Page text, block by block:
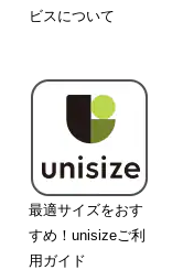
ビスについて
最適サイズをおす
すめ！unisizeご利
用ガイド